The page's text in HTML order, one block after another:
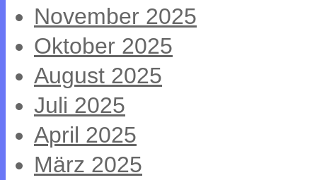
November 2025
Oktober 2025
August 2025
Juli 2025
April 2025
März 2025